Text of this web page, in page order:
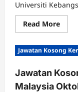
Universiti
Read MoreRead
more
2016
Jawatan Kosong
Jawatan
Malaysia